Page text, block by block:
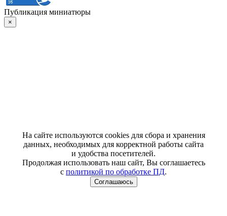
Публикация миниатюры
×
На сайте используются cookies для сбора и хранения
данных, необходимых для корректной работы сайта
и удобства посетителей.
Продолжая использовать наш сайт, Вы соглашаетесь
с политикой по обработке ПД.
Соглашаюсь